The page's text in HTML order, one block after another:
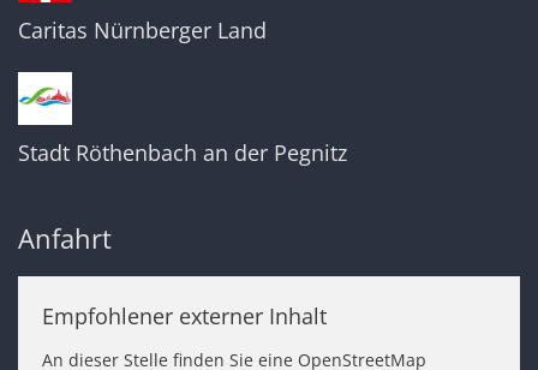
Caritas Nürnberger Land
Stadt Röthenbach an der Pegnitz
Anfahrt
Empfohlener externer Inhalt
An dieser Stelle finden Sie eine OpenStreetMap